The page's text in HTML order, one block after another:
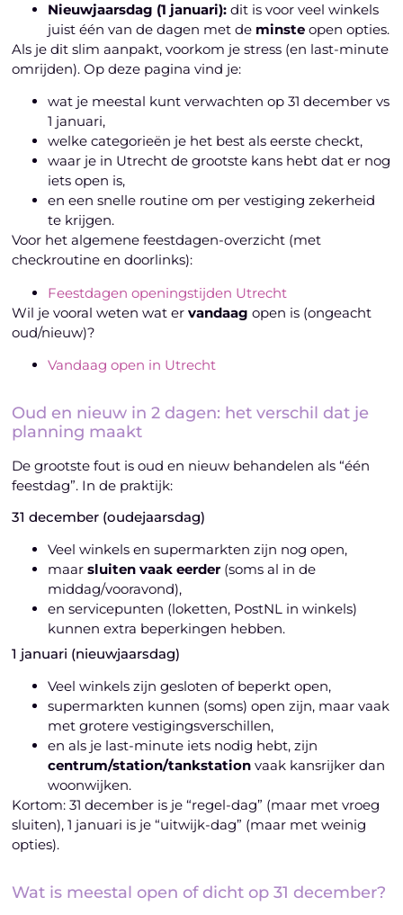
Nieuwjaarsdag (1 januari): dit is voor veel winkels
juist één van de dagen met de minste open opties.
Als je dit slim aanpakt, voorkom je stress (en last-minute
omrijden). Op deze pagina vind je:
wat je meestal kunt verwachten op 31 december vs
1 januari,
welke categorieën je het best als eerste checkt,
waar je in Utrecht de grootste kans hebt dat er nog
iets open is,
en een snelle routine om per vestiging zekerheid
te krijgen.
Voor het algemene feestdagen-overzicht (met
checkroutine en doorlinks):
Feestdagen openingstijden Utrecht
Wil je vooral weten wat ervandaag open is (ongeacht
oud/nieuw)?
Vandaag open in Utrecht
Oud en nieuw in 2 dagen: het verschil dat je
planning maakt
De grootste fout is oud en nieuw behandelen als “één
feestdag”. In de praktijk:
31 december (oudejaarsdag)
Veel winkels en supermarkten zijn nog open,
maarsluiten vaak eerder(soms al in de
middag/vooravond),
en servicepunten (loketten, PostNL in winkels)
kunnen extra beperkingen hebben.
1 januari (nieuwjaarsdag)
Veel winkels zijn gesloten of beperkt open,
supermarkten kunnen (soms) open zijn, maar vaak
met grotere vestigingsverschillen,
en als je last-minute iets nodig hebt, zijn
centrum/station/tankstation vaak kansrijker dan
woonwijken.
Kortom: 31 december is je “regel-dag” (maar met vroeg
sluiten), 1 januari is je “uitwijk-dag” (maar met weinig
opties).
Wat is meestal open of dicht op 31 december?